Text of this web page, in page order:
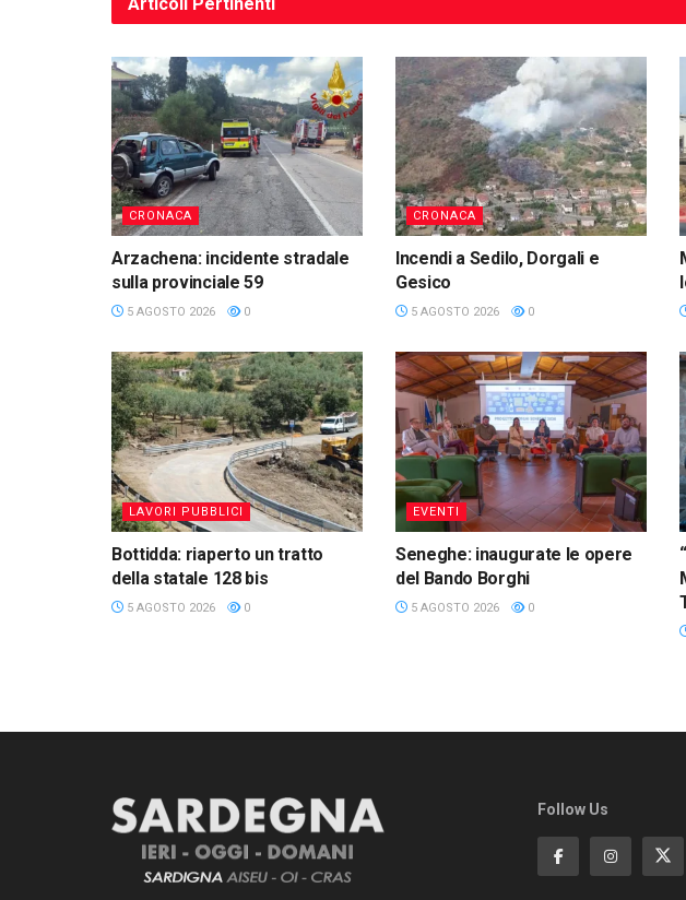
CRONACA
Arzachena: incidente stradale
sulla provinciale 59
5 AGOSTO 2026 0
CRONACA
Incendi a Sedilo, Dorgali e
Gesico
5 AGOSTO 2026 0
LAVORI PUBBLICI
Bottidda: riaperto un tratto
della statale 128 bis
5 AGOSTO 2026 0
EVENTI
Seneghe: inaugurate le opere
del Bando Borghi
5 AGOSTO 2026 0
Follow Us